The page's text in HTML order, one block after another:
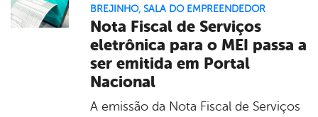
BREJINHO, SALA DO EMPREENDEDOR
Nota Fiscal de Serviços
eletrônica para o MEI passa a
ser emitida em Portal
Nacional
A emissão da Nota Fiscal de Serviços